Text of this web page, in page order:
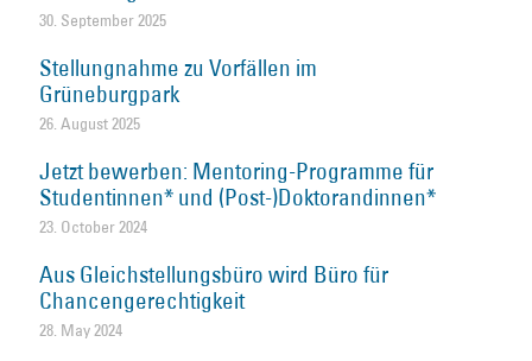
30. September 2025
Stellungnahme zu Vorfällen im
Grüneburgpark
26. August 2025
Jetzt bewerben: Mentoring-Programme für
Studentinnen* und (Post-)Doktorandinnen*
23. October 2024
Aus Gleichstellungsbüro wird Büro für
Chancengerechtigkeit
28. May 2024